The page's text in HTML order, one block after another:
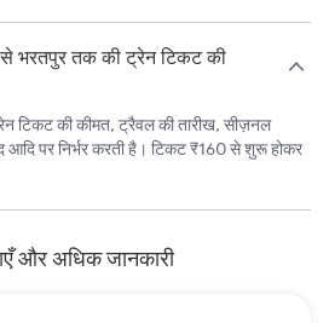
भरतपुर तक की ट्रेन टिकट की
टिकट की कीमत, ट्रैवल की तारीख, सीज़नल
आदि पर निर्भर करती है। टिकट ₹160 से शुरू होकर
और अधिक जानकारी